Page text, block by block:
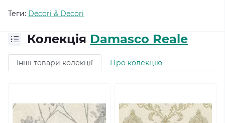
Теги: Decori & Decori
Колекція Damasco Reale
Інші товари колекції Про колекцію